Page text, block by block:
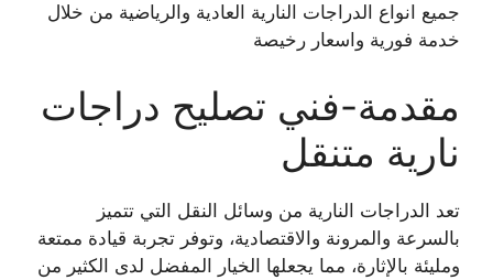
جميع انواع الدراجات النارية العادية والرياضية من خلال
خدمة فورية واسعار رخيصة
مقدمة-فني تصليح دراجات
نارية متنقل
تعد الدراجات النارية من وسائل النقل التي تتميز
بالسرعة والمرونة والاقتصادية، وتوفر تجربة قيادة ممتعة
ومليئة بالإثارة، مما يجعلها الخيار المفضل لدى الكثير من